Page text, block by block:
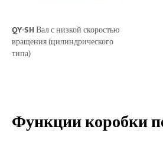
QY-SHВал с низкой скоростью
вращения (цилиндрического
типа)
Функции коробки